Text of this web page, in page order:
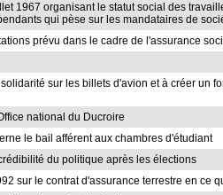
1967 organisant le statut social des
qui pèse sur les mandataires de
prévu dans le cadre de l'assurance
sur les billets d'avion et à créer un
national du Ducroire
le bail afférent aux chambres d'étudiant
du politique après les élections
sur le contrat d'assurance terrestre en